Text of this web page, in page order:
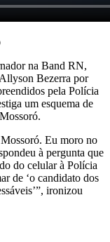
na Band RN,
Bezerra por
pela Polícia
um esquema de
Eu moro no
à pergunta que
do celular à Polícia
de ‘o candidato dos
ironizou